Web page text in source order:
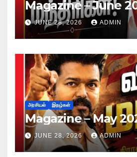
Magazine – June
JUNE 28, 2026 ADMIN
அரசியல் இதழ்கள்
Magazine – May
JUNE 28, 2026 ADMIN